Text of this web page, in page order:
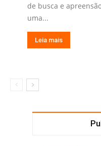
de busca e
uma...
Leia mais